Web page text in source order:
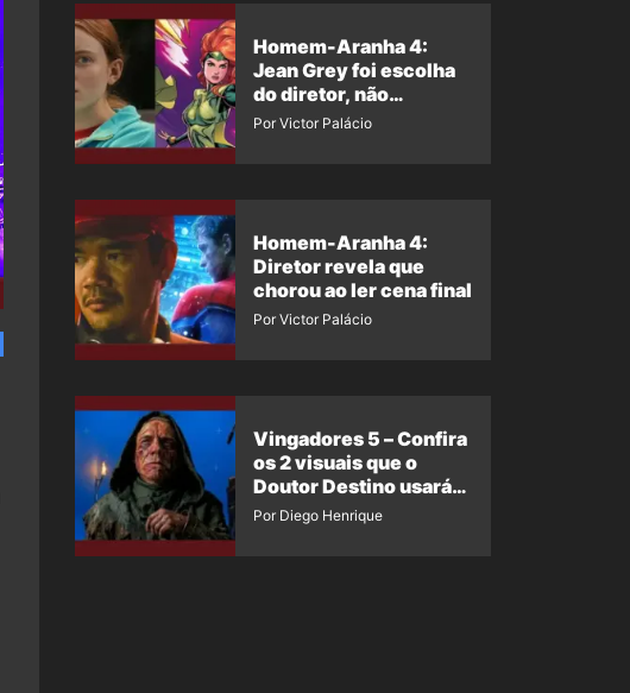
Homem-Aranha 4:
Jean Grey foi escolha
do diretor, não
imposição da Marvel
Por Victor Palácio
Homem-Aranha 4:
Diretor revela que
chorou ao ler cena final
Por Victor Palácio
Vingadores 5 – Confira
os 2 visuais que o
Doutor Destino usará
no filme
Por Diego Henrique